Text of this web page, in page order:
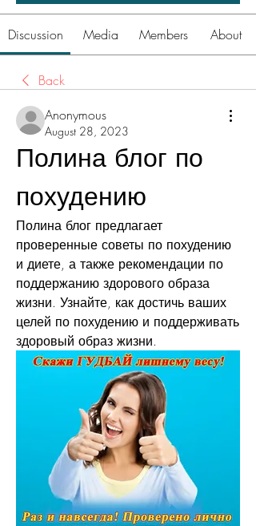
Discussion Media Members About
Back
Anonymous
August 28, 2023
Полина блог по
похудению
Полина блог предлагает
проверенные советы по похудению
и диете, а также рекомендации по
поддержанию здорового образа
жизни. Узнайте, как достичь ваших
целей по похудению и поддерживать
здоровый образ жизни.